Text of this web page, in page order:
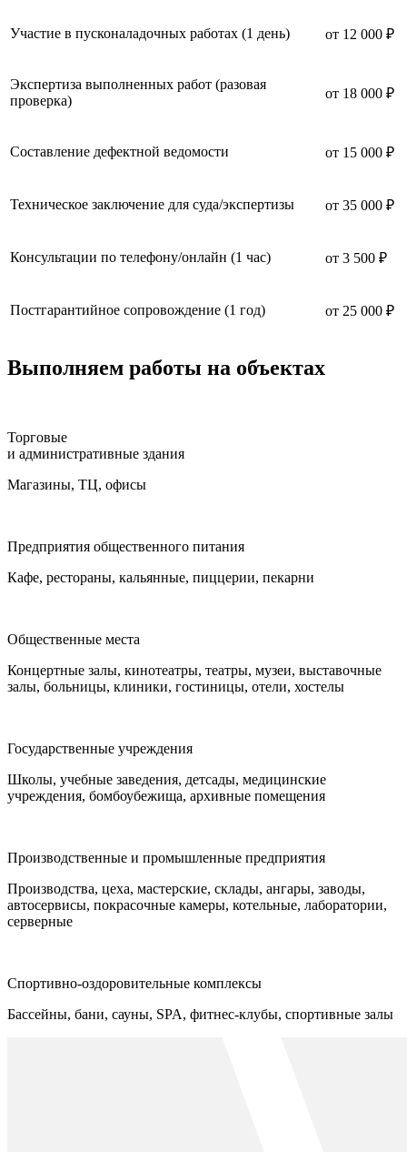
Участие в пусконаладочных работах (1 день) от 12 000 ₽
Экспертиза выполненных работ (разовая
проверка)
от 18 000 ₽
Составление дефектной ведомости от 15 000 ₽
Техническое заключение для суда/экспертизы от 35 000 ₽
Консультации по телефону/онлайн (1 час) от 3 500 ₽
Постгарантийное сопровождение (1 год) от 25 000 ₽
Выполняем работы на объектах
Торговые
и административные здания
Магазины, ТЦ, офисы
Предприятия общественного питания
Кафе, рестораны, кальянные, пиццерии, пекарни
Общественные места
Концертные залы, кинотеатры, театры, музеи, выставочные
залы, больницы, клиники, гостиницы, отели, хостелы
Государственные учреждения
Школы, учебные заведения, детсады, медицинские
учреждения, бомбоубежища, архивные помещения
Производственные и промышленные предприятия
Производства, цеха, мастерские, склады, ангары, заводы,
автосервисы, покрасочные камеры, котельные, лаборатории,
серверные
Спортивно-оздоровительные комплексы
Бассейны, бани, сауны, SPA, фитнес-клубы, спортивные залы